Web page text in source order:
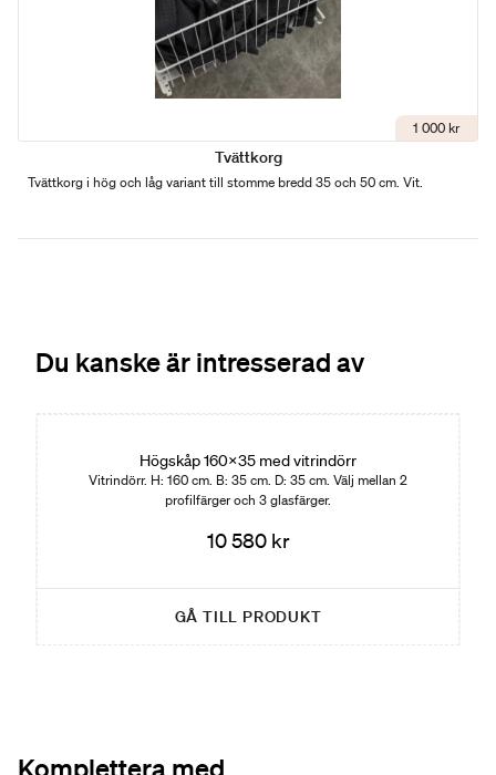
1 000 kr
Tvättkorg
Tvättkorg i hög och låg variant till stomme bredd 35 och 50 cm. Vit.
Du kanske är intresserad av
Högskåp 160x35 med vitrindörr
Vitrindörr. H: 160 cm. B: 35 cm. D: 35 cm. Välj mellan 2
profilfärger och 3 glasfärger.
10 580 kr
GÅ TILL PRODUKT
Komplettera med